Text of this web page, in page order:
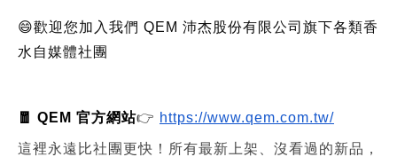
😄歡迎您加入我們 QEM 沛杰股份有限公司旗下各類香
水自媒體社團
🧧 QEM 官方網站👉 https://www.qem.com.tw/
這裡永遠比社團更快！所有最新上架、沒看過的新品，